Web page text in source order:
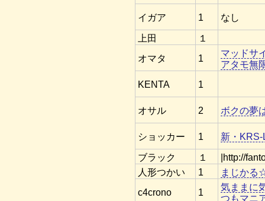
イガア 1 なし
上田
１
オマタ
1
マッドサ
アタモ無
KENTA
1
オサル 2 ボクの夢
ショッカー 1 新・KRS-
ブラック １
|http://
人形つかい
1
まじかる
c4crono
1
気ままに
つもマニ